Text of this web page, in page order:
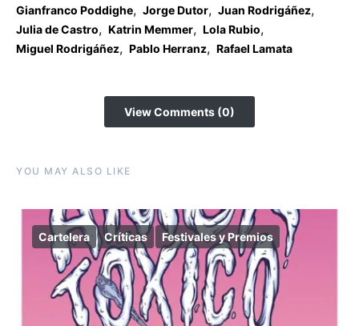
Gianfranco Poddighe, Jorge Dutor, Juan Rodrigáñez,
Julia de Castro, Katrin Memmer, Lola Rubio,
Miguel Rodrigáñez, Pablo Herranz, Rafael Lamata
View Comments (0)
YOU MAY ALSO LIKE
Cartelera Críticas Festivales y Premios